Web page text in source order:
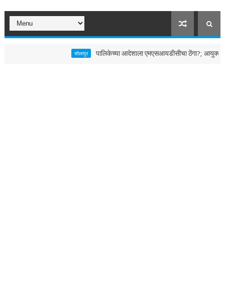
पालिकेच्या आदेशाला एमएसआयडीसीचा ठेंगा?; आयुक्तांच्या